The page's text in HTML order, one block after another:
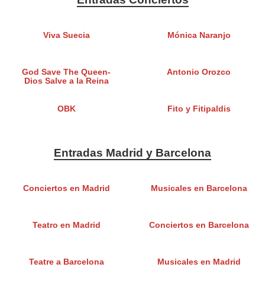
Viva Suecia Mónica Naranjo
God Save The Queen-
Dios Salve a la Reina
Antonio Orozco
OBK Fito y Fitipaldis
Entradas Madrid y Barcelona
Conciertos en Madrid Musicales en Barcelona
Teatro en Madrid Conciertos en Barcelona
Teatre a Barcelona Musicales en Madrid